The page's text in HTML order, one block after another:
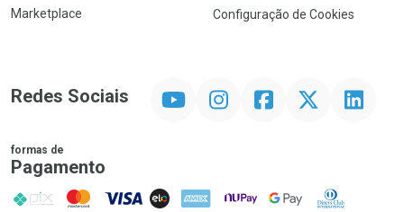
Marketplace
Configuração de Cookies
Redes Sociais InstagramFacebookTwitter Linkedin
formas de
Pagamento
PIX MasterCard
VISA ELO AMEX NuPay Google PayDiners Club